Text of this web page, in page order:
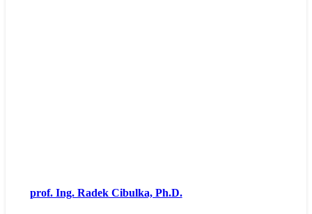
prof. Ing. Radek Cibulka, Ph.D.